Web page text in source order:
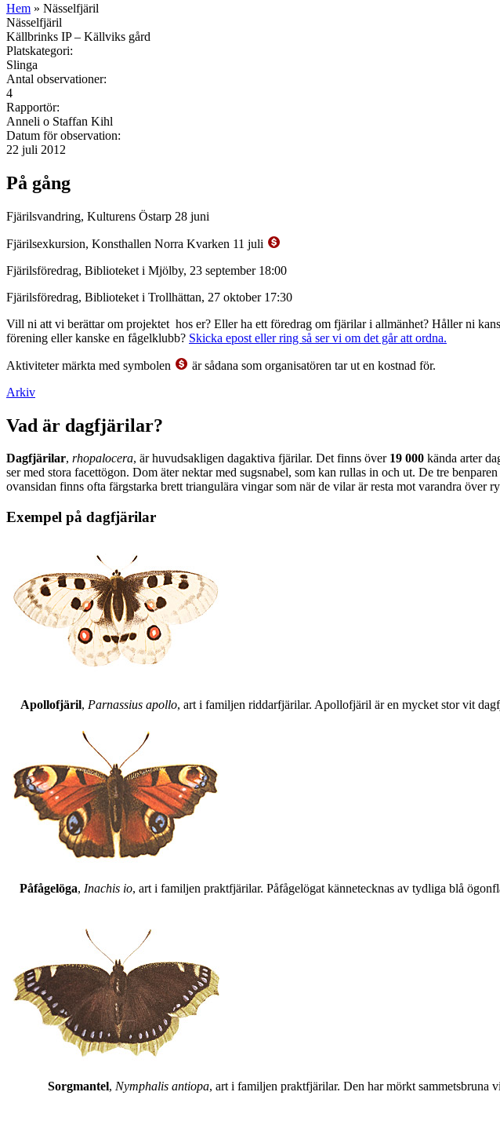
Hem » Nässelfjäril
Nässelfjäril
Källbrinks IP – Källviks gård
Platskategori:
Slinga
Antal observationer:
4
Rapportör:
Anneli o Staffan Kihl
Datum för observation:
22 juli 2012
På gång
Fjärilsvandring, Kulturens Östarp 28 juni
Fjärilsexkursion, Konsthallen Norra Kvarken 11 juli
Fjärilsföredrag, Biblioteket i Mjölby, 23 september 18:00
Fjärilsföredrag, Biblioteket i Trollhättan, 27 oktober 17:30
Vill ni att vi berättar om projektet hos er? Eller ha ett föredrag om fjärilar i allmänhet? Håller ni
förening eller kanske en fågelklubb? Skicka epost eller ring så ser vi om det går att ordna.
Aktiviteter märkta med symbolen
är sådana som organisatören tar ut en kostnad för.
Arkiv
Vad är dagfjärilar?
Dagfjärilar, rhopalocera, är huvudsakligen dagaktiva fjärilar. Det finns över 19 000 kända arter
ser med stora facettögon. Dom äter nektar med sugsnabel, som kan rullas in och ut. De tre
ovansidan finns ofta färgstarka brett triangulära vingar som när de vilar är resta mot varandra över
Exempel på dagfjärilar
Apollofjäril, Parnassius apollo, art i familjen riddarfjärilar. Apollofjäril är en mycket stor vit
Påfågelöga, Inachis io, art i familjen praktfjärilar. Påfågelögat kännetecknas av tydliga blå
Sorgmantel, Nymphalis antiopa, art i familjen praktfjärilar. Den har mörkt sammetsbruna